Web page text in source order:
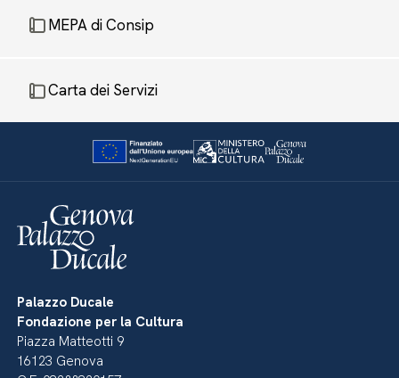
MEPA di Consip
Carta dei Servizi
Palazzo Ducale
Fondazione per la Cultura
Piazza Matteotti 9
16123 Genova